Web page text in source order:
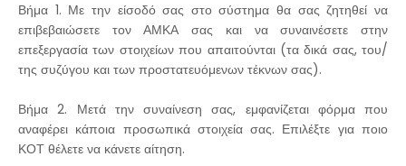
Βήμα 1. Με την είσοδό σας στο σύστημα θα σας ζητηθεί να
επιβεβαιώσετε τον ΑΜΚΑ σας και να συναινέσετε στην
επεξεργασία των στοιχείων που απαιτούνται (τα δικά σας, του/
της συζύγου και των προστατευόμενων τέκνων σας).
Βήμα 2. Μετά την συναίνεση σας, εμφανίζεται φόρμα που
αναφέρει κάποια προσωπικά στοιχεία σας. Επιλέξτε για ποιο
ΚΟΤ θέλετε να κάνετε αίτηση.